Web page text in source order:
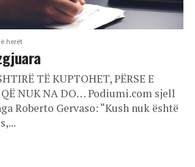
herët
TË KUPTOHET, PËRSE E
NUK NA DO… Podiumi.com sjell
Roberto Gervaso: “Kush nuk është